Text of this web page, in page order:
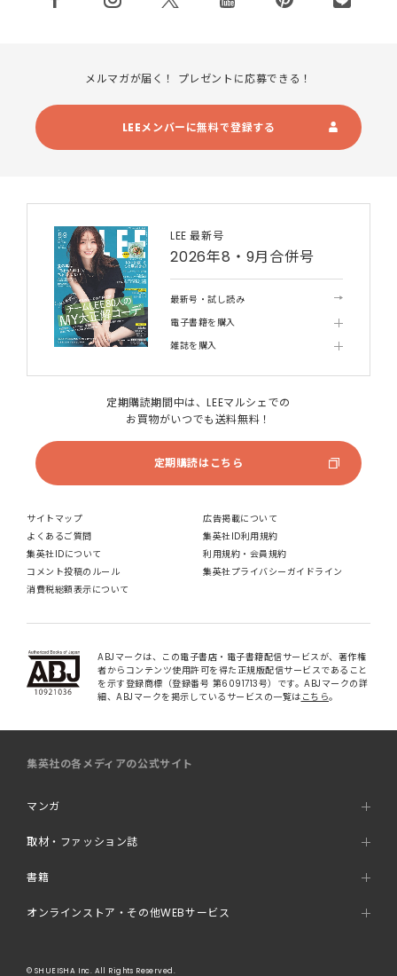
メルマガが届く！ プレゼントに応募できる！
LEEメンバーに無料で登録する
LEE 最新号
2026年8・9月合併号
最新号・試し読み
電子書籍を購入
雑誌を購入
定期購読期間中は、LEEマルシェでの
お買物がいつでも送料無料！
定期購読はこちら
サイトマップ
広告掲載について
よくあるご質問
集英社ID利用規約
集英社IDについて
利用規約・会員規約
コメント投稿のルール
集英社プライバシーガイドライン
消費税総額表示について
ABJマークは、この電子書店・電子書籍配信サービスが、著作権
者からコンテンツ使用許可を得た正規版配信サービスであること
を示す登録商標（登録番号 第6091713号）です。ABJマークの詳
細、ABJマークを掲示しているサービスの一覧は こちら。
集英社の各メディアの公式サイト
マンガ
取材・ファッション誌
書籍
オンラインストア・その他WEBサービス
© SHUEISHA Inc. All Rights Reserved.